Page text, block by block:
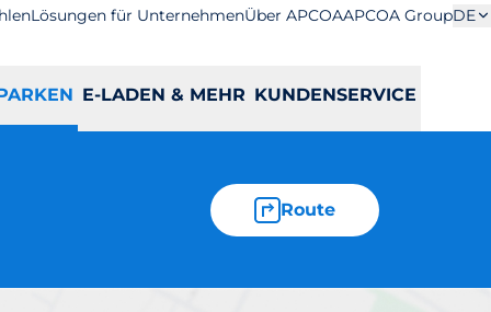
Lösungen für UnternehmenÜber APCOAAPCOA GroupDE
E-LADEN & MEHR KUNDENSERVICE
Route